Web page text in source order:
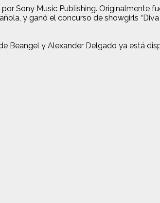
Sony Music Publishing. Originalmente
y ganó el concurso de showgirls
Beangel y Alexander Delgado ya está